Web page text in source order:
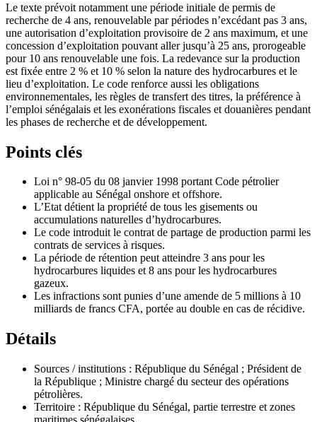
Le texte prévoit notamment une période initiale de permis de
recherche de 4 ans, renouvelable par périodes n’excédant pas 3 ans,
une autorisation d’exploitation provisoire de 2 ans maximum, et une
concession d’exploitation pouvant aller jusqu’à 25 ans, prorogeable
pour 10 ans renouvelable une fois. La redevance sur la production
est fixée entre 2 % et 10 % selon la nature des hydrocarbures et le
lieu d’exploitation. Le code renforce aussi les obligations
environnementales, les règles de transfert des titres, la préférence à
l’emploi sénégalais et les exonérations fiscales et douanières pendant
les phases de recherche et de développement.
Points clés
Loi n° 98-05 du 08 janvier 1998 portant Code pétrolier
applicable au Sénégal onshore et offshore.
L’Etat détient la propriété de tous les gisements ou
accumulations naturelles d’hydrocarbures.
Le code introduit le contrat de partage de production parmi les
contrats de services à risques.
La période de rétention peut atteindre 3 ans pour les
hydrocarbures liquides et 8 ans pour les hydrocarbures
gazeux.
Les infractions sont punies d’une amende de 5 millions à 10
milliards de francs CFA, portée au double en cas de récidive.
Détails
Sources / institutions : République du Sénégal ; Président de
la République ; Ministre chargé du secteur des opérations
pétrolières.
Territoire : République du Sénégal, partie terrestre et zones